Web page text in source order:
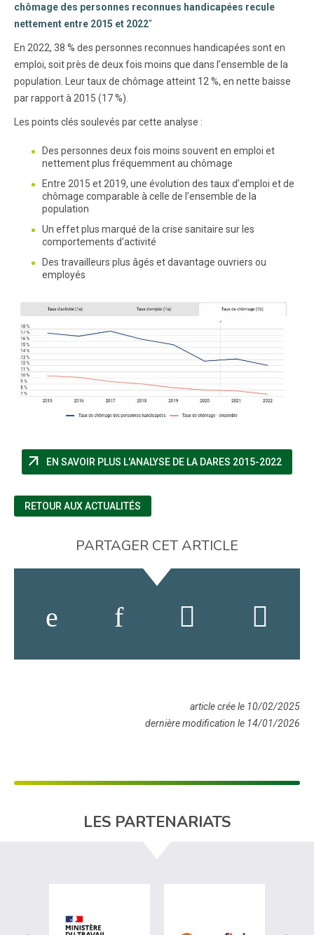
chômage des personnes reconnues handicapées recule
nettement entre 2015 et 2022"
En 2022, 38 % des personnes reconnues handicapées sont en
emploi, soit près de deux fois moins que dans l’ensemble de la
population. Leur taux de chômage atteint 12 %, en nette baisse
par rapport à 2015 (17 %).
Les points clés soulevés par cette analyse :
Des personnes deux fois moins souvent en emploi et
nettement plus fréquemment au chômage
Entre 2015 et 2019, une évolution des taux d’emploi et de
chômage comparable à celle de l’ensemble de la
population
Un effet plus marqué de la crise sanitaire sur les
comportements d’activité
Des travailleurs plus âgés et davantage ouvriers ou
employés
arrow_outward EN SAVOIR PLUS L'ANALYSE DE LA DARES 2015-2022
RETOUR AUX ACTUALITÉS
PARTAGER CET ARTICLE
article crée le 10/02/2025
dernière modification le 14/01/2026
LES PARTENARIATS